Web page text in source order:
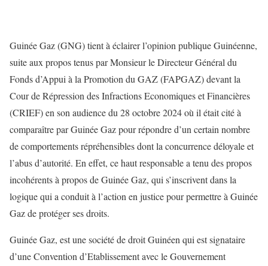
Guinée Gaz (GNG) tient à éclairer l’opinion publique Guinéenne,
suite aux propos tenus par Monsieur le DirecteurGénéral du
Fonds d’Appui à la Promotion du GAZ(FAPGAZ) devant la
Cour de Répression des Infractions Economiques et Financières
(CRIEF)en son audience du 28 octobre 2024 où il était cité à
comparaître parGuinée Gazpour répondre d’un certain nombre
de comportements répréhensibles dont la concurrencedéloyale et
l’abus d’autorité. En effet, ce haut responsable a tenu des propos
incohérents à propos deGuinée Gaz, qui s’inscrivent dans la
logique qui a conduit à l’action en justice pour permettre à Guinée
Gazde protéger ses droits.
Guinée Gaz, est une société de droit Guinéen qui est signataire
d’une Convention d’Etablissement avec le Gouvernement